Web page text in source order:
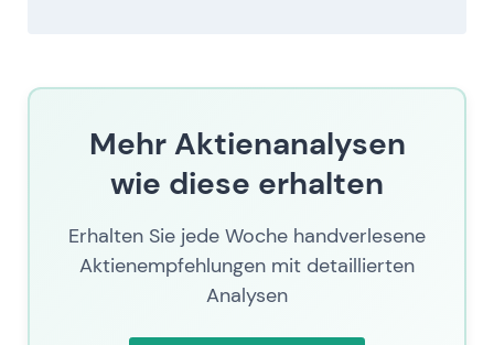
Die Wachstumsdynamik gewann weiter an
zunehmend als qualitativ hochwertigerer und
schneller wachsender Bau- und
Konzessionskonzern unter ACS
wahrgenommen; die Investorendiskussion
drehte sich um die Nachhaltigkeit des
Wachstums versus die Dynamik der
Muttergesellschaftskontrolle.
Mehr Aktienanalysen
wie diese erhalten
Erhalten Sie jede Woche handverlesene
Aktienempfehlungen mit detaillierten
Analysen